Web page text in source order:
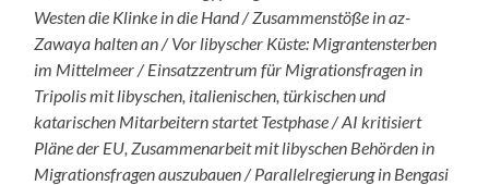
Westen die Klinke in die Hand / Zusammenstöße in az-
Zawaya halten an / Vor libyscher Küste: Migrantensterben
im Mittelmeer / Einsatzzentrum für Migrationsfragen in
Tripolis mit libyschen, italienischen, türkischen und
katarischen Mitarbeitern startet Testphase / AI kritisiert
Pläne der EU, Zusammenarbeit mit libyschen Behörden in
Migrationsfragen auszubauen / Parallelregierung in Bengasi